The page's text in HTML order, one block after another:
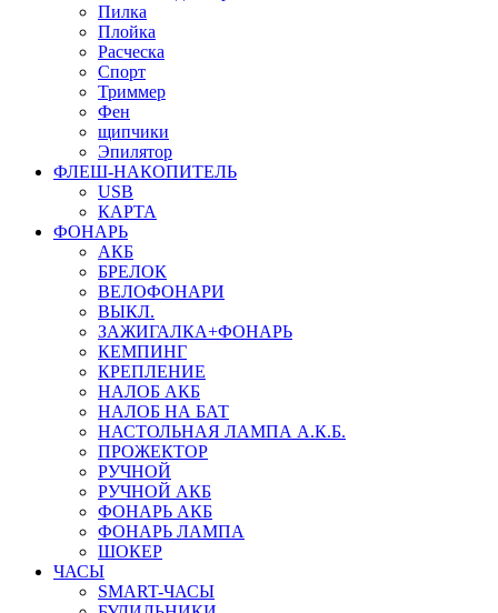
Пилка
Плойка
Расческа
Спорт
Триммер
Фен
щипчики
Эпилятор
ФЛЕШ-НАКОПИТЕЛЬ
USB
КАРТА
ФОНАРЬ
АКБ
БРЕЛОК
ВЕЛОФОНАРИ
ВЫКЛ.
ЗАЖИГАЛКА+ФОНАРЬ
КЕМПИНГ
КРЕПЛЕНИЕ
НАЛОБ АКБ
НАЛОБ НА БАТ
НАСТОЛЬНАЯ ЛАМПА А.К.Б.
ПРОЖЕКТОР
РУЧНОЙ
РУЧНОЙ АКБ
ФОНАРЬ АКБ
ФОНАРЬ ЛАМПА
ШОКЕР
ЧАСЫ
SMART-ЧАСЫ